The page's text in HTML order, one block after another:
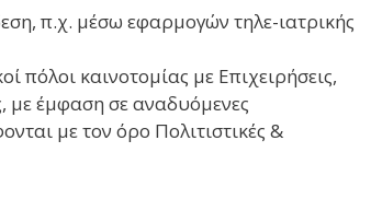
π.χ. μέσω εφαρμογών τηλε-ιατρικής
καινοτομίας με Επιχειρήσεις,
με έμφαση σε αναδυόμενες
με τον όρο Πολιτιστικές &